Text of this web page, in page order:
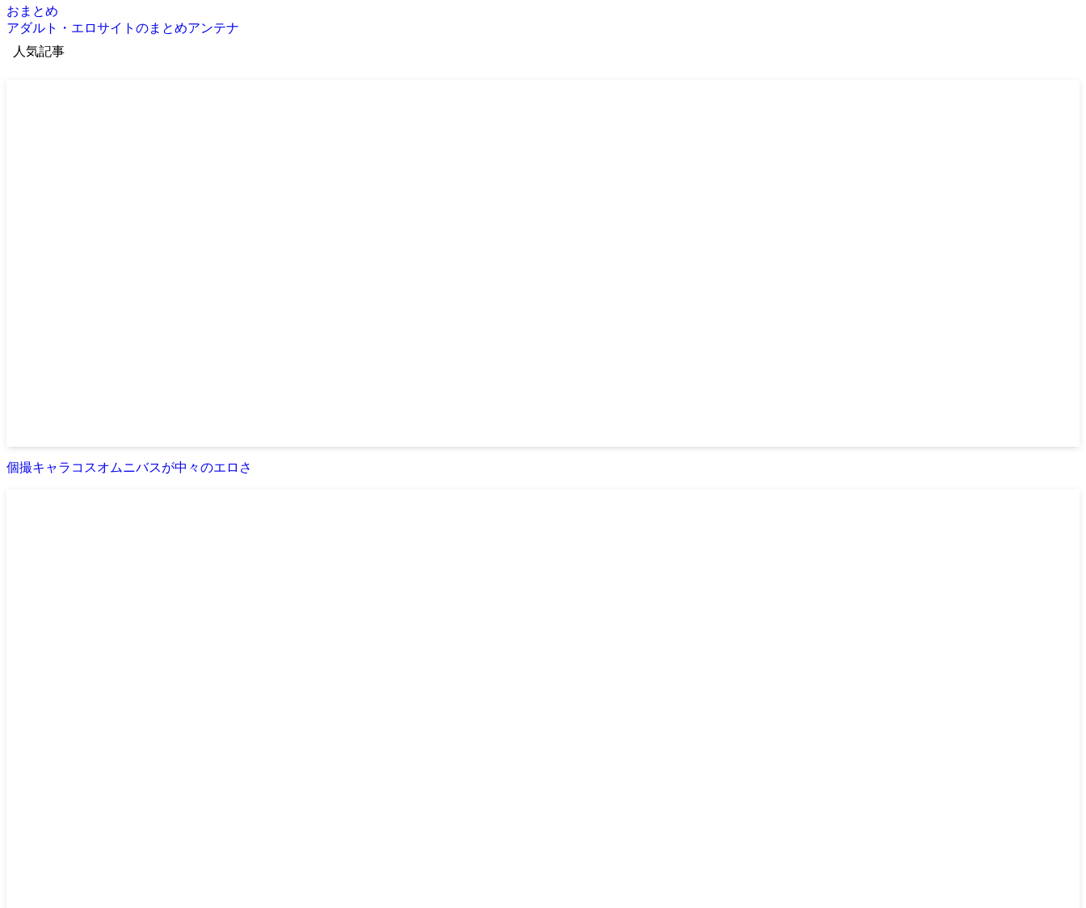
おまとめ
アダルト・エロサイトのまとめアンテナ
人気記事
個撮キャラコスオムニバスが中々のエロさ